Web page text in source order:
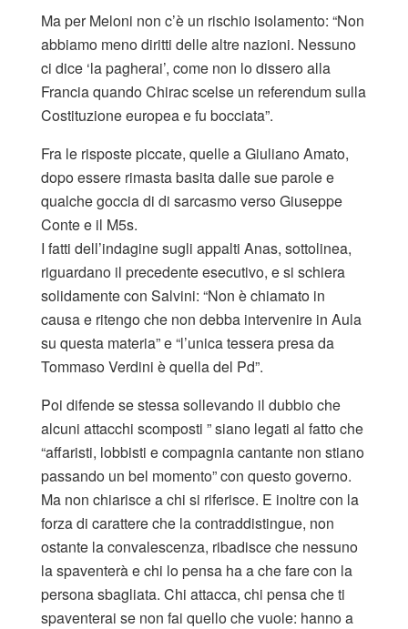
Ma per Meloni non c’è un rischio isolamento: “Non
abbiamo meno diritti delle altre nazioni. Nessuno
ci dice ‘la pagherai’, come non lo dissero alla
Francia quando Chirac scelse un referendum sulla
Costituzione europea e fu bocciata”.
Fra le risposte piccate, quelle a Giuliano Amato,
dopo essere rimasta basita dalle sue parole e
qualche goccia di di sarcasmo verso Giuseppe
Conte e il M5s.
I fatti dell’indagine sugli appalti Anas, sottolinea,
riguardano il precedente esecutivo, e si schiera
solidamente con Salvini: “Non è chiamato in
causa e ritengo che non debba intervenire in Aula
su questa materia” e “l’unica tessera presa da
Tommaso Verdini è quella del Pd”.
Poi difende se stessa sollevando il dubbio che
alcuni attacchi scomposti ” siano legati al fatto che
“affaristi, lobbisti e compagnia cantante non stiano
passando un bel momento” con questo governo.
Ma non chiarisce a chi si riferisce. E inoltre con la
forza di carattere che la contraddistingue, non
ostante la convalescenza, ribadisce che nessuno
la spaventerà e chi lo pensa ha a che fare con la
persona sbagliata. Chi attacca, chi pensa che ti
spaventerai se non fai quello che vuole: hanno a